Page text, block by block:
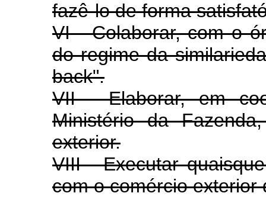
fazê-lo de forma
VI - Colaborar, com o
do regime da
back".
VII - Elaborar, em
Ministério da
exterior.
VIII - Executar
com o comércio